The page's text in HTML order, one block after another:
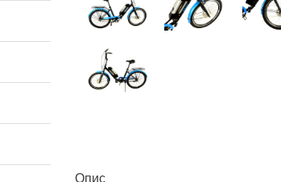
Опис